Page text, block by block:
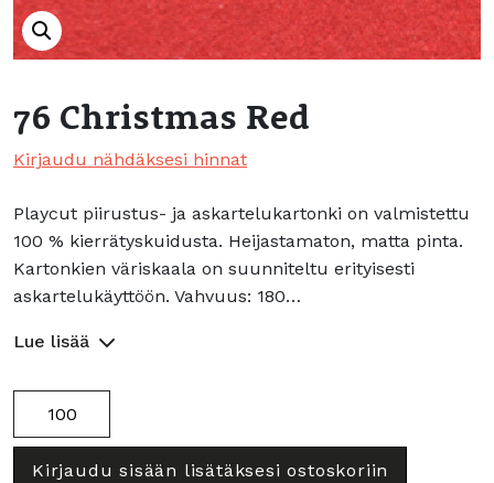
76 Christmas Red
Kirjaudu nähdäksesi hinnat
Playcut piirustus- ja askartelukartonki on valmistettu
100 % kierrätyskuidusta. Heijastamaton, matta pinta.
Kartonkien väriskaala on suunniteltu erityisesti
askartelukäyttöön. Vahvuus: 180…
Lue lisää
Kirjaudu sisään lisätäksesi ostoskoriin